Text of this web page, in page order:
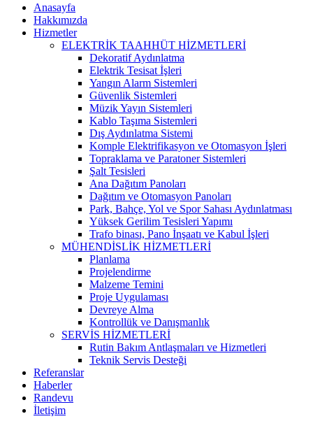
Anasayfa
Hakkımızda
Hizmetler
ELEKTRİK TAAHHÜT HİZMETLERİ
Dekoratif Aydınlatma
Elektrik Tesisat İşleri
Yangın Alarm Sistemleri
Güvenlik Sistemleri
Müzik Yayın Sistemleri
Kablo Taşıma Sistemleri
Dış Aydınlatma Sistemi
Komple Elektrifikasyon ve Otomasyon İşleri
Topraklama ve Paratoner Sistemleri
Şalt Tesisleri
Ana Dağıtım Panoları
Dağıtım ve Otomasyon Panoları
Park, Bahçe, Yol ve Spor Sahası Aydınlatması
Yüksek Gerilim Tesisleri Yapımı
Trafo binası, Pano İnşaatı ve Kabul İşleri
MÜHENDİSLİK HİZMETLERİ
Planlama
Projelendirme
Malzeme Temini
Proje Uygulaması
Devreye Alma
Kontrollük ve Danışmanlık
SERVİS HİZMETLERİ
Rutin Bakım Antlaşmaları ve Hizmetleri
Teknik Servis Desteği
Referanslar
Haberler
Randevu
İletişim